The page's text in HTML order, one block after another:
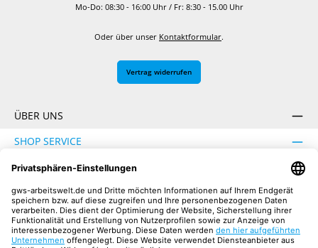
Mo-Do: 08:30 - 16:00 Uhr / Fr: 8:30 - 15.00 Uhr
Oder über unser Kontaktformular.
Vertrag widerrufen
ÜBER UNS
SHOP SERVICE
INFORMATION
SICHER EINKAUFEN
UNSERE COMMUNITIES